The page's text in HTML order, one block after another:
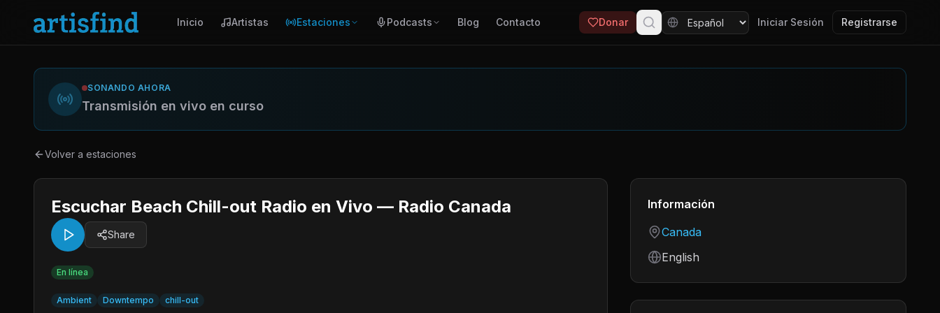
Inicio Artistas Estaciones Podcasts Blog Contacto Donar Iniciar Sesión Registrarse
SONANDO AHORA
Transmisión en vivo en curso
Volver a estaciones
Escuchar Beach Chill-out Radio en Vivo — Radio Canada
Share
En línea
Ambient Downtempo chill-out
Información
Country
Canada
Language
English